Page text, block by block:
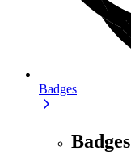
Badges
Badges